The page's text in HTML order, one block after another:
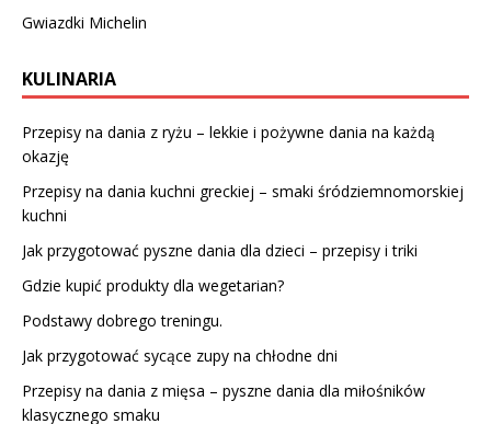
Gwiazdki Michelin
KULINARIA
Przepisy na dania z ryżu – lekkie i pożywne dania na każdą
okazję
Przepisy na dania kuchni greckiej – smaki śródziemnomorskiej
kuchni
Jak przygotować pyszne dania dla dzieci – przepisy i triki
Gdzie kupić produkty dla wegetarian?
Podstawy dobrego treningu.
Jak przygotować sycące zupy na chłodne dni
Przepisy na dania z mięsa – pyszne dania dla miłośników
klasycznego smaku